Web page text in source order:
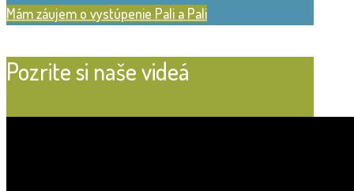
Mám záujem o vystúpenie Pali a Pali
Pozrite si naše videá